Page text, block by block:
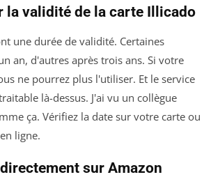
la validité de la carte Illicado
une durée de validité. Certaines
an, d'autres après trois ans. Si votre
ne pourrez plus l'utiliser. Et le service
là-dessus. J'ai vu un collègue
ça. Vérifiez la date sur votre carte ou
ligne.
sur Amazon